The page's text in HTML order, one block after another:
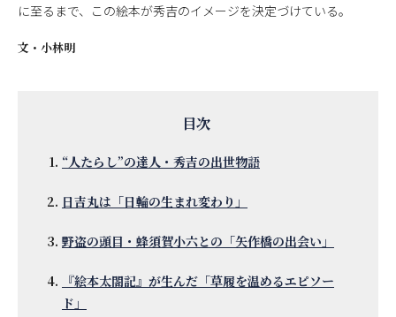
に至るまで、この絵本が秀吉のイメージを決定づけている。
文・ 小林明
“人たらし”の達人・秀吉の出世物語
日吉丸は「日輪の生まれ変わり」
野盗の頭目・蜂須賀小六との「矢作橋の出会い」
『絵本太閤記』が生んだ「草履を温めるエピソー
ド」